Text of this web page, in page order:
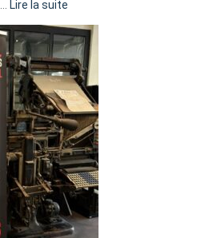
Lire la suite
Eurovision
2026
:
Pays-
Bas,
Espagne,
Irlande
et
Slovénie
rejettent
la
présence